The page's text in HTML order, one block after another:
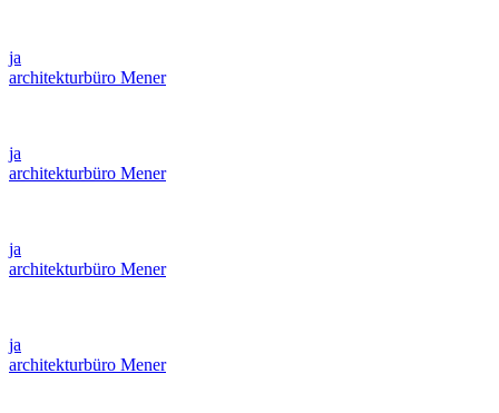
ja
architekturbüro Mener
ja
architekturbüro Mener
ja
architekturbüro Mener
ja
architekturbüro Mener